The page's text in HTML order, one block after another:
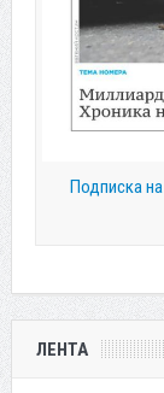
Подписка
ЛЕНТА